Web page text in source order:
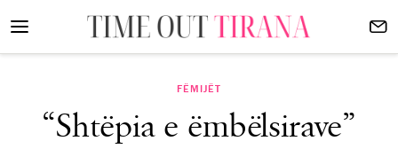
FËMIJËT
“Shtëpia e ëmbëlsirave”